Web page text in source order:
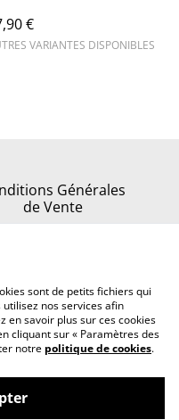
€
VARIANTES DISPONIBLES
Générales
de Vente
sont de petits fichiers qui
nos services afin
en savoir plus sur ces cookies
cliquant sur « Paramètres des
notre politique de cookies.